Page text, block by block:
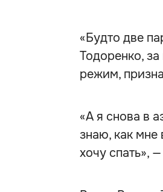
«Будто две
Тодоренко,
режим,
«А я снова в
знаю, как мне
хочу спать»,